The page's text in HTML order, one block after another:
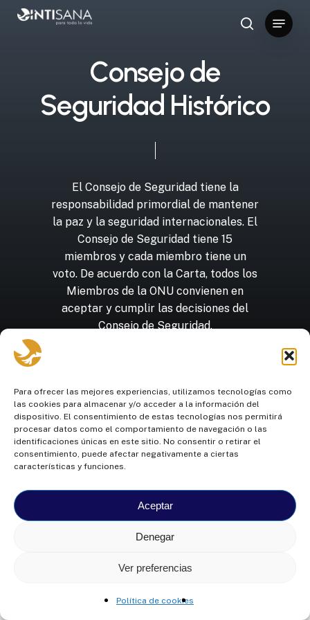
Para ofrecer las mejores experiencias, utilizamos tecnologías como
las cookies para almacenar y/o acceder a la información del
dispositivo. El consentimiento de estas tecnologías nos permitirá
procesar datos como el comportamiento de navegación o las
identificaciones únicas en este sitio. No consentir o retirar el
consentimiento, puede afectar negativamente a ciertas
características y funciones.
Aceptar
Denegar
Ver preferencias
Política de cookies
Skip
search
Menu
Consejode
Seguridad Histórico
El Consejo de Seguridad tiene la
responsabilidad primordial de mantener
la paz y la seguridad internacionales. El
Consejo de Seguridad tiene 15
miembros y cada miembro tiene un
voto. De acuerdo con la Carta, todos los
Miembros de la ONU convienen en
aceptar y cumplir las decisiones del
Consejo de Seguridad.
Next Project
UN Women
© Colegio Intisana2026
Av. Mariscal Sucre N46-33 y José Raygada